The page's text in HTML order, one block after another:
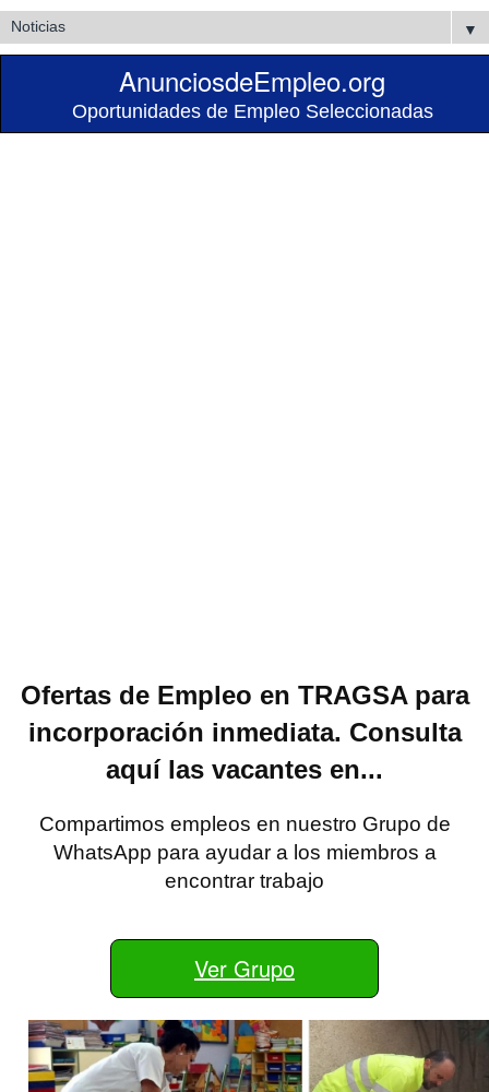
▼
AnunciosdeEmpleo.org
Oportunidades de Empleo Seleccionadas
Ofertas de Empleo en TRAGSA para
incorporación inmediata. Consulta
aquí las vacantes en...
Compartimos empleos en nuestro Grupo de
WhatsApp para ayudar a los miembros a
encontrar trabajo
Ver Grupo